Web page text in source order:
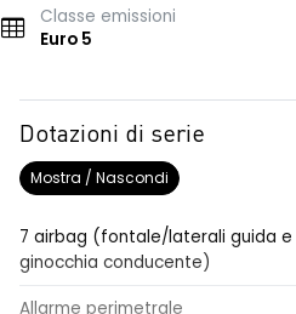
Classe emissioni
Euro 5
Dotazioni di serie
Mostra / Nascondi
7 airbag (fontale/laterali guida
ginocchia conducente)
Allarme perimetrale